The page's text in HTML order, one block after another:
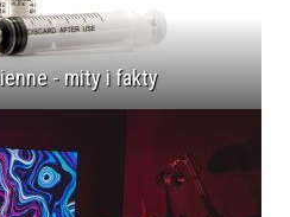
- mity i fakty